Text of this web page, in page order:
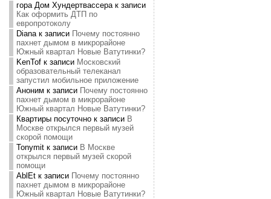
гора Дом Хундертвассерак записи
Как оформить ДТП по
европротоколу
Dianaк записи Почему постоянно
пахнет дымом в микрорайоне
Южный квартал Новые Ватутинки?
KenTofк записи Московский
образовательный телеканал
запустил мобильное приложение
Аноним к записи Почему постоянно
пахнет дымом в микрорайоне
Южный квартал Новые Ватутинки?
Квартиры посуточнок записи В
Москве открылся первый музей
скорой помощи
Tonymitк записи В Москве
открылся первый музей скорой
помощи
AblEtк записи Почему постоянно
пахнет дымом в микрорайоне
Южный квартал Новые Ватутинки?